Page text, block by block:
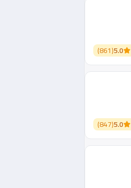
5.0
(
861
)
5.0
(
847
)